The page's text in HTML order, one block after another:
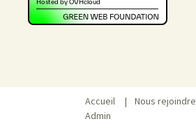
Accueil | Nous rejoindre
Admin